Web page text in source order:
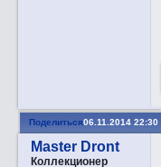
Поделиться06.11.2014 22:30
Master Dront
Коллекционер